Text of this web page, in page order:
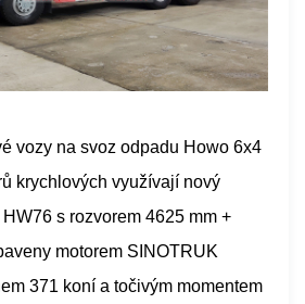
vozy na svoz odpadu Howo 6x4
krychlových využívají nový
s rozvorem 4625 mm +
motorem SINOTRUK
371 koní a točivým momentem